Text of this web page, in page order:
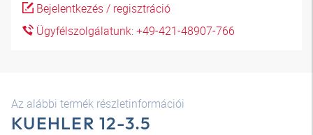
Bejelentkezés / regisztráció
Ügyfélszolgálatunk: +49-421-48907-766
Az alábbi termék részletinformációi
KUEHLER 12-3.5